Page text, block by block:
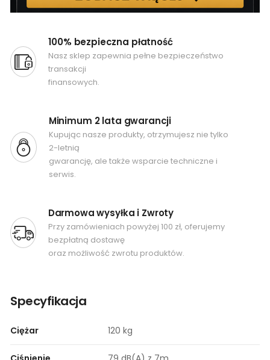
100% bezpieczna płatność
Nasz sklep zapewnia pełne bezpieczeństwo
transakcji
finansowych.
Minimum 2 lata gwarancji
Kupując nasze produkty, otrzymujesz nie tylko
2-letnią
gwarancję, ale także wsparcie techniczne i
serwis.
Darmowa wysyłka i Zwroty
Przy zamówieniach powyżej 100 zł, oferujemy
bezpłatną dostawę
oraz możliwość zwrotu produktów.
Specyfikacja
Ciężar 120 kg